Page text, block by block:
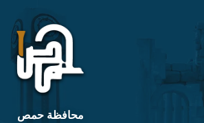
content
main
navigation
footer
محافظة حمص